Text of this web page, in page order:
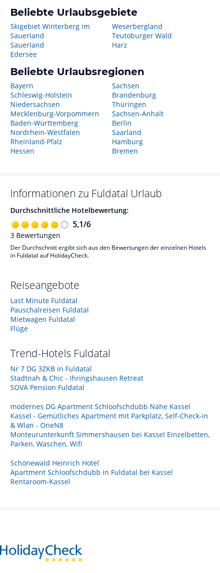
Beliebte Urlaubsgebiete
Skigebiet Winterberg im
Sauerland
Sauerland
Edersee
Weserbergland
Teutoburger Wald
Harz
Beliebte Urlaubsregionen
Bayern
Schleswig-Holstein
Niedersachsen
Mecklenburg-Vorpommern
Baden-Württemberg
Nordrhein-Westfalen
Rheinland-Pfalz
Hessen
Sachsen
Brandenburg
Thüringen
Sachsen-Anhalt
Berlin
Saarland
Hamburg
Bremen
Informationen zu Fuldatal Urlaub
Durchschnittliche Hotelbewertung:
5,1/6
3 Bewertungen
Der Durchschnitt ergibt sich aus den Bewertungen der einzelnen Hotels
in Fuldatal auf HolidayCheck.
Reiseangebote
Last Minute Fuldatal
Pauschalreisen Fuldatal
Mietwagen Fuldatal
Flüge
Trend-Hotels Fuldatal
Nr 7 DG 3ZKB in Fuldatal
Stadtnah & Chic - Ihringshausen Retreat
SOVA Pension Fuldatal
modernes DG Apartment Schloofschdubb Nähe Kassel
Kassel - Gemütliches Apartment mit Parkplatz, Self-Check-in
& Wlan - OneN8
Monteurunterkunft Simmershausen bei Kassel Einzelbetten,
Parken, Waschen, Wifi
Schönewald Heinrich Hotel
Apartment Schloofschdubb in Fuldatal bei Kassel
Rentaroom-Kassel